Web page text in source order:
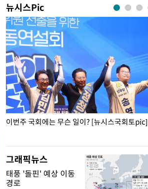
뉴시스Pic
이번주 국회에는 무슨 일이? [뉴시스국회토pic]
그래픽뉴스
태풍 '돌핀' 예상 이동
경로